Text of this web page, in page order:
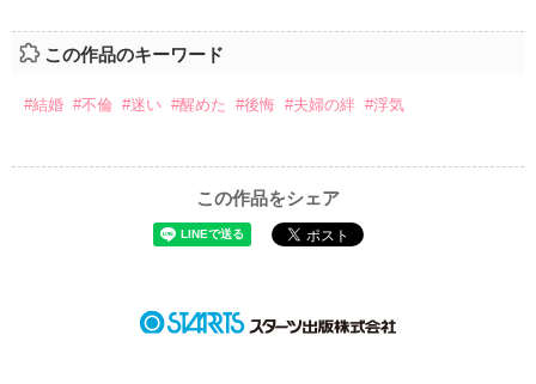
この作品のキーワード
#結婚 #不倫 #迷い #醒めた #後悔 #夫婦の絆 #浮気
この作品をシェア